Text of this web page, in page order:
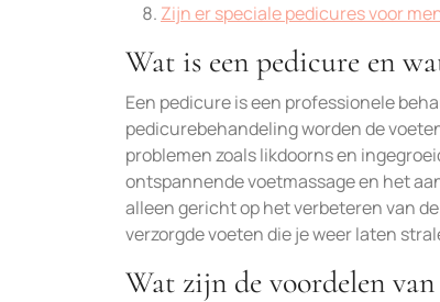
Zijn er speciale pedicures voor
Wat is een pedicure en
Een pedicure is een professionele
pedicurebehandeling worden de
problemen zoals likdoorns en
ontspannende voetmassage en het
alleen gericht op het verbeteren van
verzorgde voeten die je weer laten
Wat zijn de voordelen